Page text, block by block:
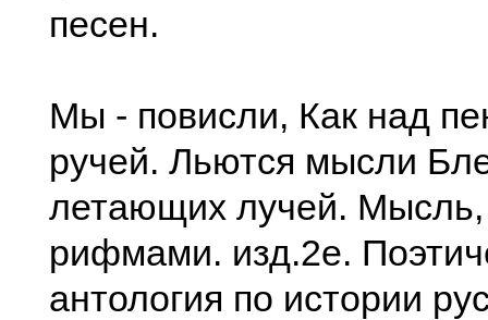
песен.
Мы - повисли, Как над
ручей. Льются мысли
летающих лучей.
рифмами. изд.2е.
антология по истории